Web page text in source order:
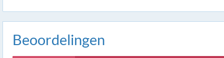
Beoordelingen